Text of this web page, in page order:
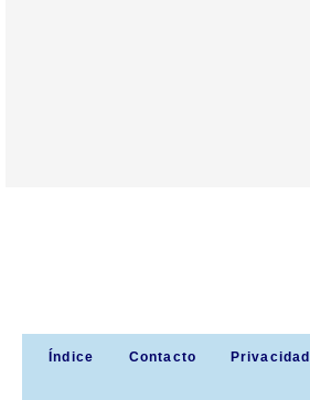
Índice Contacto Privacidad